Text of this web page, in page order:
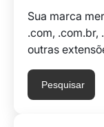
Sua marca
.com, .com.br,
outras
Pesquisar